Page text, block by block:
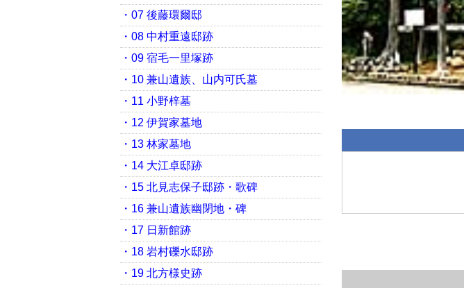
・07 後藤環爾邸
・08 中村重遠邸跡
・09 宿毛一里塚跡
・10 兼山遺族、山内可氏墓
・11 小野梓墓
・12 伊賀家墓地
・13 林家墓地
・14 大江卓邸跡
・15 北見志保子邸跡・歌碑
・16 兼山遺族幽閉地・碑
・17 日新館跡
・18 岩村礫水邸跡
・19 北方様史跡